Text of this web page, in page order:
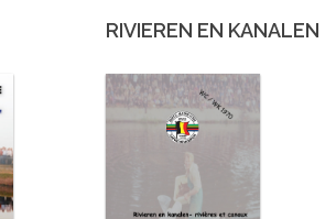
RIVIEREN EN KANALEN